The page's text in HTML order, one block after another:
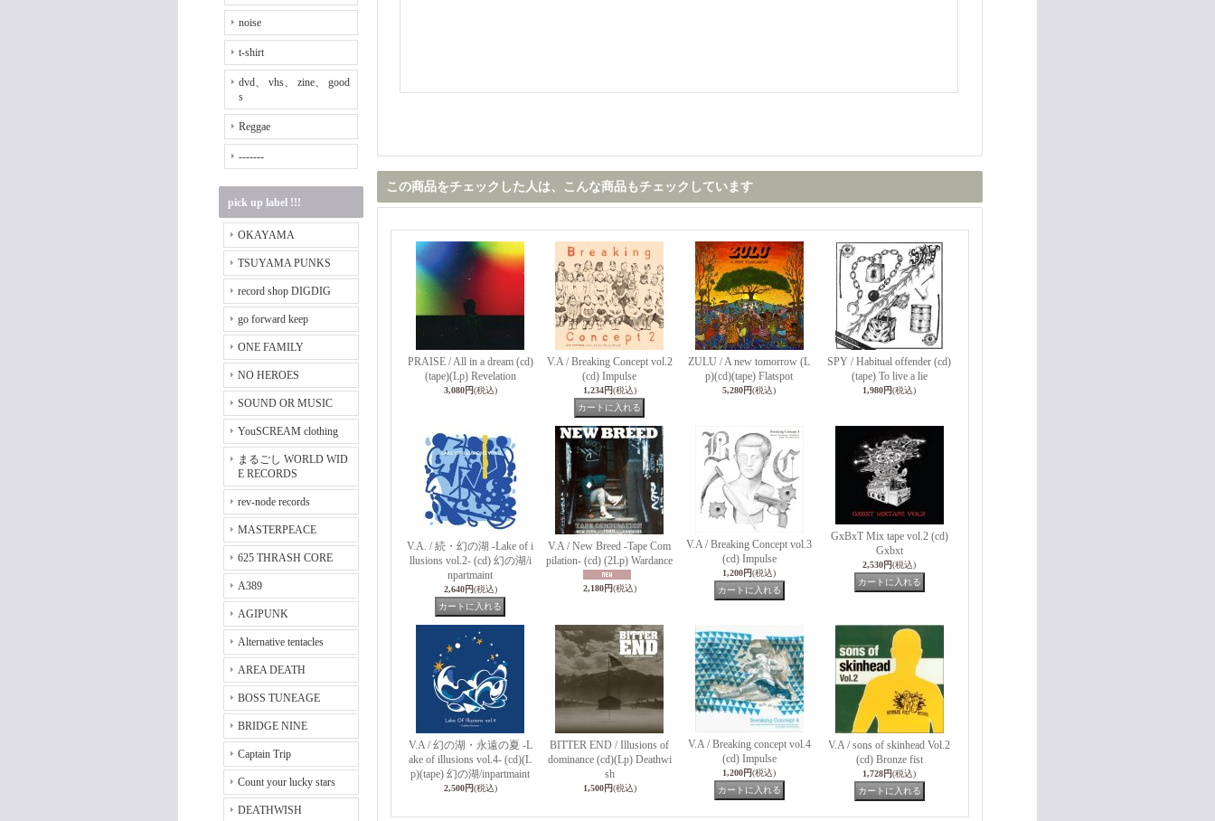
noise
t-shirt
dvd、 vhs、 zine、 good
s
Reggae
-------
pick up label !!!
OKAYAMA
TSUYAMA PUNKS
record shop DIGDIG
go forward keep
ONE FAMILY
NO HEROES
SOUND OR MUSIC
YouSCREAM clothing
まるごし WORLD WID
E RECORDS
rev-node records
MASTERPEACE
625 THRASH CORE
A389
AGIPUNK
Alternative tentacles
AREA DEATH
BOSS TUNEAGE
BRIDGE NINE
Captain Trip
Count your lucky stars
DEATHWISH
この商品をチェックした人は、こんな商品もチェックしています
PRAISE / All in a dream (cd)
(tape)(Lp) Revelation
3,080円(税込)
V.A / Breaking Concept vol.2
(cd) Impulse
1,234円(税込)
ZULU / A new tomorrow (L
p)(cd)(tape) Flatspot
5,280円(税込)
SPY / Habitual offender (cd)
(tape) To live a lie
1,980円(税込)
V.A. / 続・幻の湖 -Lake of i
llusions vol.2- (cd) 幻の湖/i
npartmaint
2,640円(税込)
V.A / New Breed -Tape Com
pilation- (cd) (2Lp) Wardance
2,180円(税込)
V.A / Breaking Concept vol.3
(cd) Impulse
1,200円(税込)
GxBxT Mix tape vol.2 (cd)
Gxbxt
2,530円(税込)
V.A / 幻の湖・永遠の夏 -L
ake of illusions vol.4- (cd)(L
p)(tape) 幻の湖/inpartmaint
2,500円(税込)
BITTER END / Illusions of
dominance (cd)(Lp) Deathwi
sh
1,500円(税込)
V.A / Breaking concept vol.4
(cd) Impulse
1,200円(税込)
V.A / sons of skinhead Vol.2
(cd) Bronze fist
1,728円(税込)